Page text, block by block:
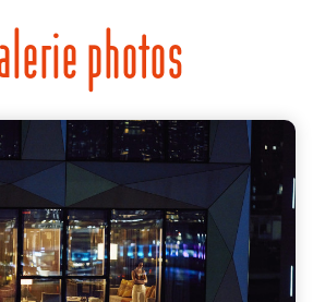
photos